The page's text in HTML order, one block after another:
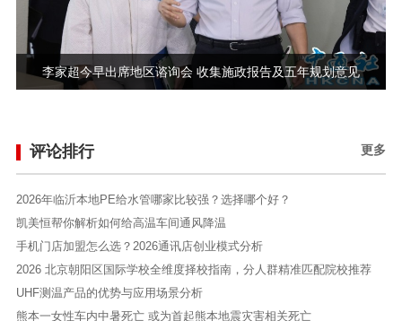
李家超今早出席地区谘询会 收集施政报告及五年规划意见
更多
评论排行
2026年临沂本地PE给水管哪家比较强？选择哪个好？
凯美恒帮你解析如何给高温车间通风降温
手机门店加盟怎么选？2026通讯店创业模式分析
2026 北京朝阳区国际学校全维度择校指南，分人群精准匹配院校推荐
UHF测温产品的优势与应用场景分析
熊本一女性车内中暑死亡 或为首起熊本地震灾害相关死亡